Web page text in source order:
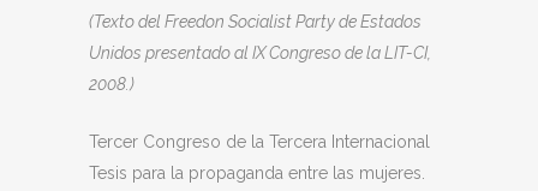
(Texto del Freedon Socialist Party de Estados
Unidos presentado al IX Congreso de la LIT-CI,
2008.)
Tercer Congreso de la Tercera Internacional
Tesis para la propaganda entre las mujeres.